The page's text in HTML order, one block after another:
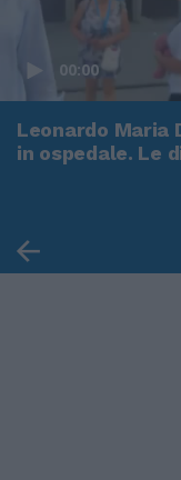
00:00
Leonardo Maria
in ospedale. Le